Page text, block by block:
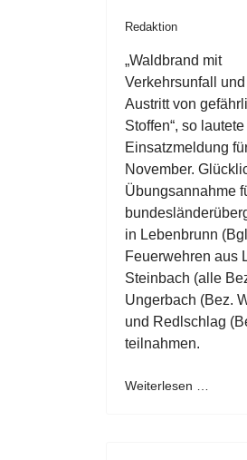
Redaktion
„Waldbrand mit
Verkehrsunfall und
Austritt von
Stoffen“, so
Einsatzmeldung
November.
Übungsannahme
in Lebenbrunn
Feuerwehren aus
Steinbach (alle
Ungerbach (Bez.
und Redlschlag
teilnahmen.
Weiterlesen …